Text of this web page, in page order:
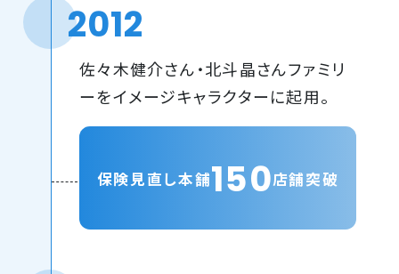
2012
保険見直し本舗150店舗突破
佐々木健介さん・北斗晶さんファミリ
ーをイメージキャラクターに起用。